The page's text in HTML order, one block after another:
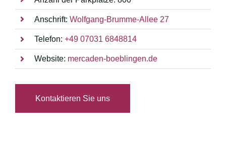
Anschrift:Wolfgang-Brumme-Allee 27
Telefon:+49 07031 6848814
Website: mercaden-boeblingen.de
Kontaktieren Sie uns